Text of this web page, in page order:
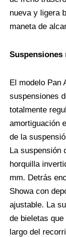
nueva y ligera
maneta de
Suspensiones
El modelo Pan
suspensiones
totalmente
amortiguación
de la
La suspensión
horquilla
mm. Detrás
Showa con
ajustable. La
de bieletas
largo del